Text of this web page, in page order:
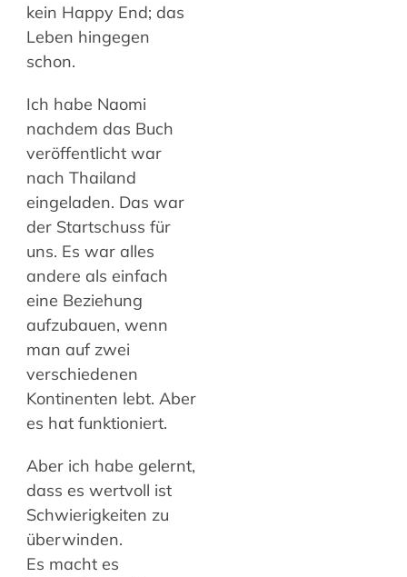
kein Happy End; das
Leben hingegen
schon.
Ich habe Naomi
nachdem das Buch
veröffentlicht war
nach Thailand
eingeladen. Das war
der Startschuss für
uns. Es war alles
andere als einfach
eine Beziehung
aufzubauen, wenn
man auf zwei
verschiedenen
Kontinenten lebt. Aber
es hat funktioniert.
Aber ich habe gelernt,
dass es wertvoll ist
Schwierigkeiten zu
überwinden.
Es macht es